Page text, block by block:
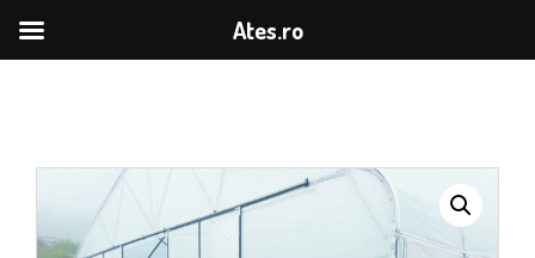
Ates.ro